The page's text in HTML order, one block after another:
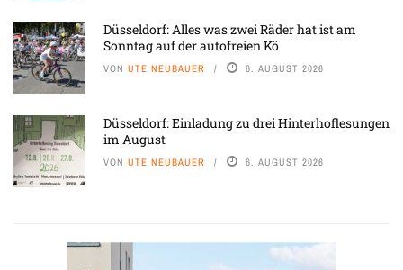
Düsseldorf: Alles was zwei Räder hat ist am
Sonntag auf der autofreien Kö
VON UTE NEUBAUER 6. AUGUST 2026
Düsseldorf: Einladung zu drei Hinterhoflesungen
im August
VON UTE NEUBAUER 6. AUGUST 2026